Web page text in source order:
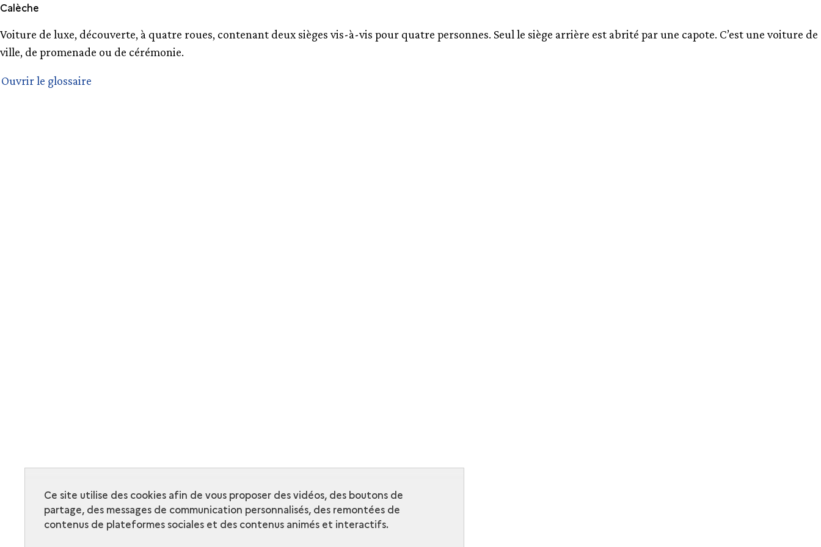
Calèche
Voiture de luxe, découverte, à quatre roues, contenant deux sièges vis-à-vis pour quatre personnes. Seul le siège arrière est abrité par une capote. C’est une voiture de
ville, de promenade ou de cérémonie.
Ouvrir le glossaire
Ce site utilise des cookies afin de vous proposer des vidéos, des boutons de
partage, des messages de communication personnalisés, des remontées de
contenus de plateformes sociales et des contenus animés et interactifs.